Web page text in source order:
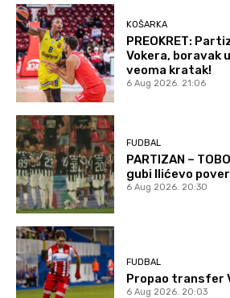
KOŠARKA
PREOKRET:
Vokera, boravak
veoma kratak!
6 Aug 2026. 21:06
FUDBAL
PARTIZAN –
gubi Ilićevo
6 Aug 2026. 20:30
FUDBAL
Propao transfer
6 Aug 2026. 20:03